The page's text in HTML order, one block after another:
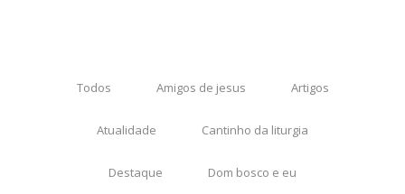
Todos Amigos de jesus Artigos
Atualidade Cantinho da liturgia
Destaque Dom bosco e eu